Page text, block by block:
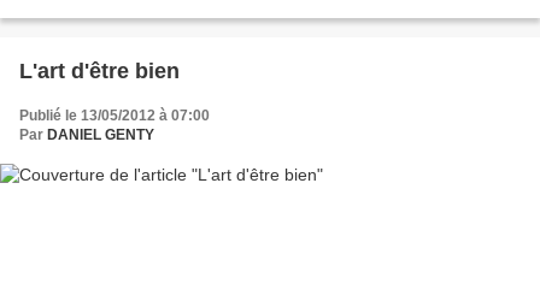
L'art d'être bien
Publié le 13/05/2012 à 07:00
Par DANIEL GENTY